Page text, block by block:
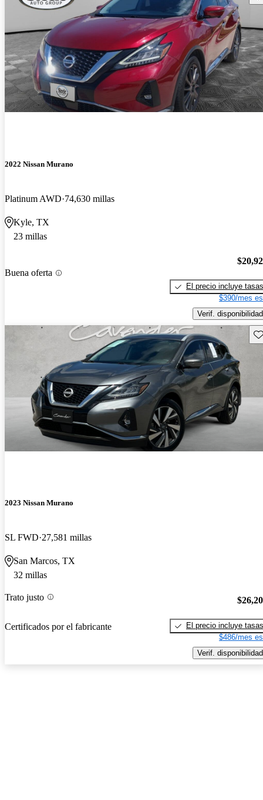
2022 Nissan Murano
Platinum AWD 74,630 millas
Kyle, TX
23 millas
Buena oferta
El precio incluye tasas
$390/mes
Verif. disponibilidad
2023 Nissan Murano
SL FWD 27,581 millas
San Marcos, TX
32 millas
Trato justo
Certificados por el fabricante
El precio incluye tasas
$486/mes
Verif. disponibilidad